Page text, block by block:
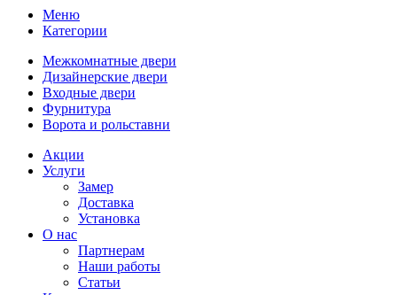
Меню
Категории
Межкомнатные двери
Дизайнерские двери
Входные двери
Фурнитура
Ворота и рольставни
Акции
Услуги
Замер
Доставка
Установка
О нас
Партнерам
Наши работы
Статьи